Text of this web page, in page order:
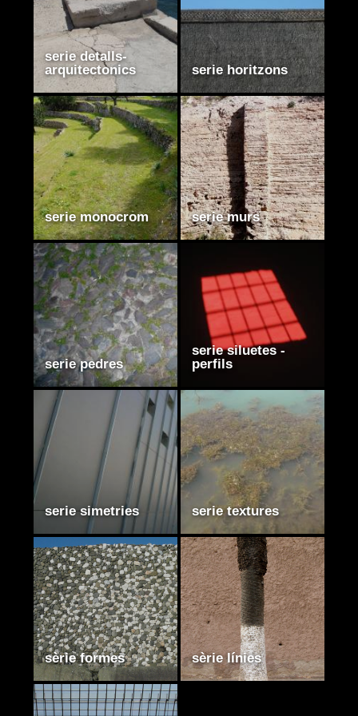
serie detalls-
arquitectonics
serie horitzons
serie monocrom serie murs
serie pedres
serie siluetes -
perfils
serie simetries serie textures
sèrie formes sèrie línies